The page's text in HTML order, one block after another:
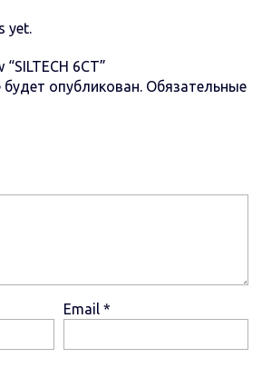
yet.
6СТ”
опубликован. Обязательные
Email *